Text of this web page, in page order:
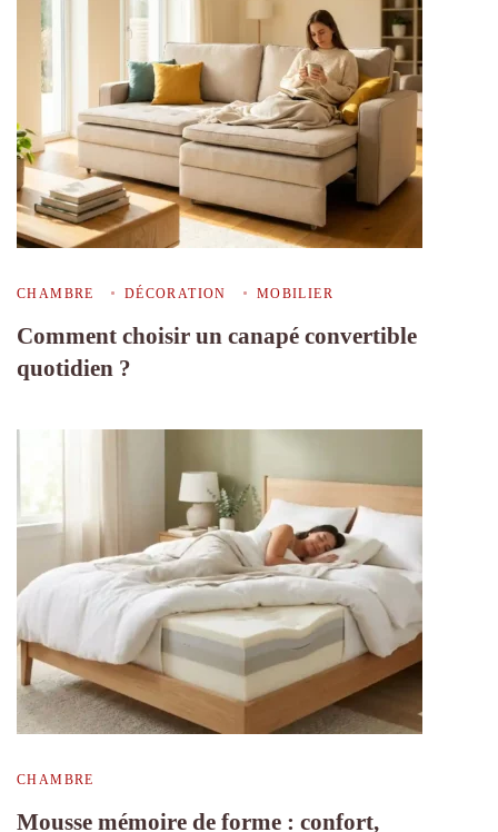
CHAMBRE DÉCORATION MOBILIER
Comment choisir un canapé convertible
quotidien ?
CHAMBRE
Mousse mémoire de forme : confort,